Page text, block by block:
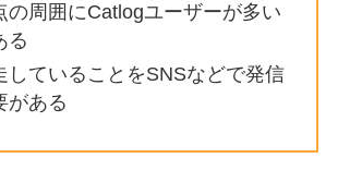
の周囲にCatlogユーザーが多い
る
していることをSNSなどで発信
がある